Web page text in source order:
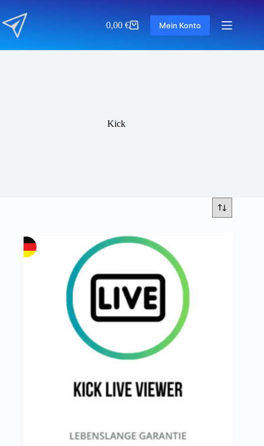
Inhalt
springen
Warenkorb
0,00€ Mein Konto
Kick